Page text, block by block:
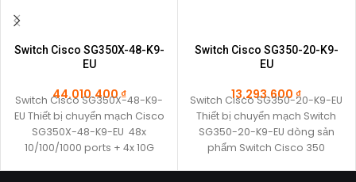
Switch Cisco SG350X-48-K9-
EU
44.010.400₫
Switch Cisco SG350X-48-K9-
EU Thiết bị chuyển mạch Cisco
SG350X-48-K9-EU 48x
10/100/1000 ports + 4x 10G
Switch Cisco SG350-20-K9-
EU
13.293.600 ₫
Switch Cisco SG350-20-K9-EU
Thiết bị chuyển mạch Switch
SG350-20-K9-EU dòng sản
phẩm Switch Cisco 350